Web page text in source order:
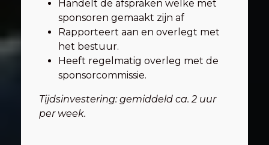
Handelt de afspraken welke met
sponsoren gemaakt zijn af
Rapporteert aan en overlegt met
het bestuur.
Heeft regelmatig overleg met de
sponsorcommissie.
Tijdsinvestering: gemiddeld ca. 2 uur
per week.